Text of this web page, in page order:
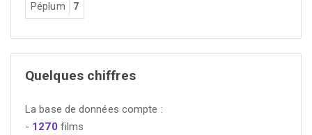
Péplum 7
Quelques chiffres
La base de données compte :
- 1270 films